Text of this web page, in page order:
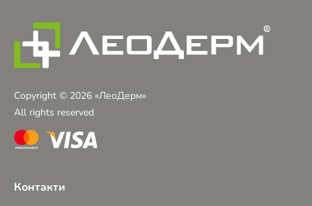
Copyright © 2026 «ЛеоДерм»
All rights reserved
Контакти